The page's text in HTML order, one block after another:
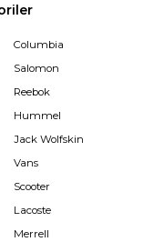
Columbia
Salomon
Reebok
Hummel
Jack Wolfskin
Vans
Scooter
Lacoste
Merrell